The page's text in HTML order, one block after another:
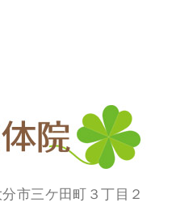
市三ケ田町３丁目２